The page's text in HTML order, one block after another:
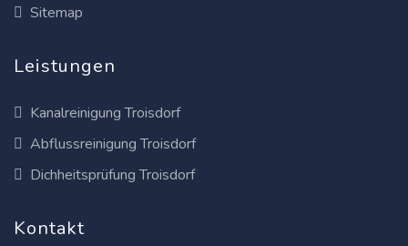
Sitemap
Leistungen
Kanalreinigung Troisdorf
Abflussreinigung Troisdorf
Dichheitsprüfung Troisdorf
Kontakt